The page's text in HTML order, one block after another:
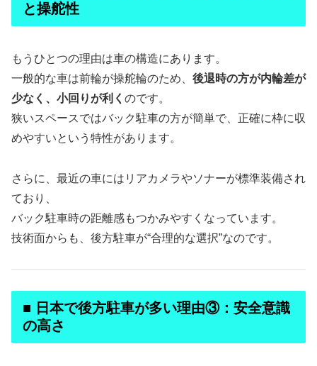
と操舵性
もうひとつの理由は車の構造にあります。
一般的な車は前輪が操舵輪のため、 後退時の方が内輪差が
少なく、小回りが利く のです。
狭いスペースではバック駐車の方が簡単で、正確に枠に収
めやすいという特性があります。
さらに、最近の車にはリアカメラやソナーが標準装備され
ており、
バック駐車時の距離感もつかみやすくなっています。
技術面からも、後方駐車が“合理的な選択”なのです。
■ 日本で後方駐車が多い理由③：安全意識
の高さ